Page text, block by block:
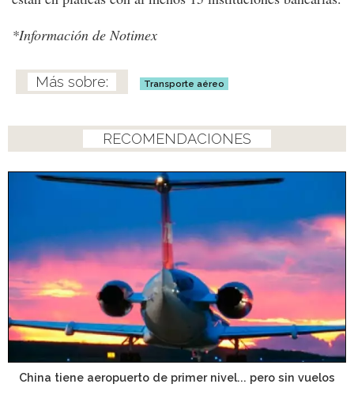
*Información de Notimex
Transporte aéreo
RECOMENDACIONES
China tiene aeropuerto de primer nivel... pero sin vuelos